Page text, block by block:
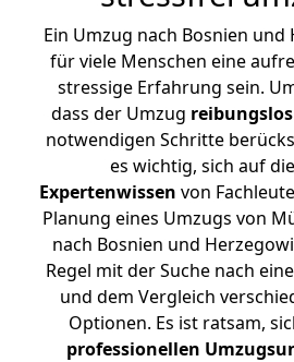
Ein Umzug nach Bosnien
für viele Menschen eine
stressige Erfahrung sein.
dass der Umzug reibungslos
notwendigen Schritte
es wichtig, sich auf die
Expertenwissen von
Planung eines Umzugs von
nach Bosnien und
Regel mit der Suche nach
und dem Vergleich
Optionen. Es ist ratsam,
professionellen